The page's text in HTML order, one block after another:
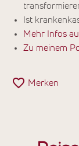
Ist
Mehr Infos
Zu meinem
Merken